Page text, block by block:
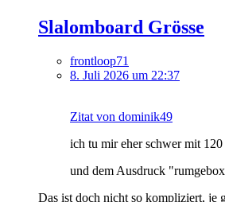
Slalomboard Grösse
frontloop71
8. Juli 2026 um 22:37
Zitat von dominik49
ich tu mir eher schwer mit
und dem Ausdruck
Das ist doch nicht so kompliziert, je